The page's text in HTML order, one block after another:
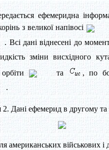
ефемеридна
з великої напівосі
. Всі дані віднесені до
зміни висхідного
орбіти
та , по
.
Дані ефемерид в другому та
американських військових